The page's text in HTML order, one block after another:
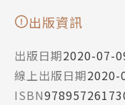
出版資訊
出版日期2020-07-
線上出版日期2020-
ISBN